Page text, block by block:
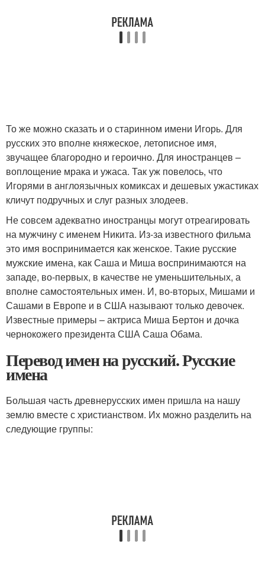
То же можно сказать и о старинном имени Игорь. Для
русских это вполне княжеское, летописное имя,
звучащее благородно и героично. Для иностранцев –
воплощение мрака и ужаса. Так уж повелось, что
Игорями в англоязычных комиксах и дешевых ужастиках
кличут подручных и слуг разных злодеев.
Не совсем адекватно иностранцы могут отреагировать
на мужчину с именем Никита. Из-за известного фильма
это имя воспринимается как женское. Такие русские
мужские имена, как Саша и Миша воспринимаются на
западе, во-первых, в качестве не уменьшительных, а
вполне самостоятельных имен. И, во-вторых, Мишами и
Сашами в Европе и в США называют только девочек.
Известные примеры – актриса Миша Бертон и дочка
чернокожего президента США Саша Обама.
Перевод имен на русский. Русские
имена
Большая часть древнерусских имен пришла на нашу
землю вместе с христианством. Их можно разделить на
следующие группы: